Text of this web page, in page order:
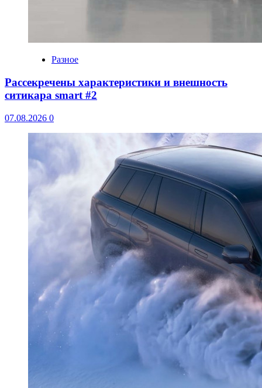
Разное
Рассекречены характеристики и внешность
ситикара smart #2
07.08.2026 0